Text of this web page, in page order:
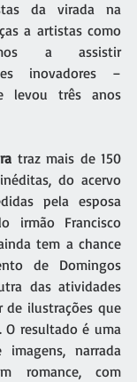
da virada na
a artistas como
a assistir
inovadores –
levou três anos
traz mais de 150
do acervo
pela esposa
irmão Francisco
tem a chance
de Domingos
das atividades
de ilustrações que
resultado é uma
narrada
romance, com